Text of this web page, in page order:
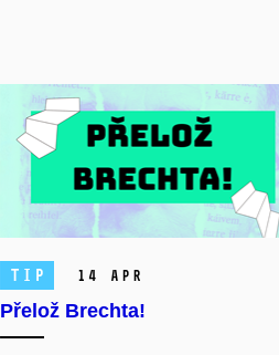
TIP 14 Apr
Přelož Brechta!